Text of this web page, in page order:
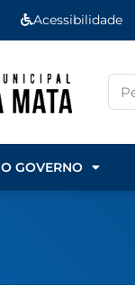
Acessibilidade
O GOVERNO